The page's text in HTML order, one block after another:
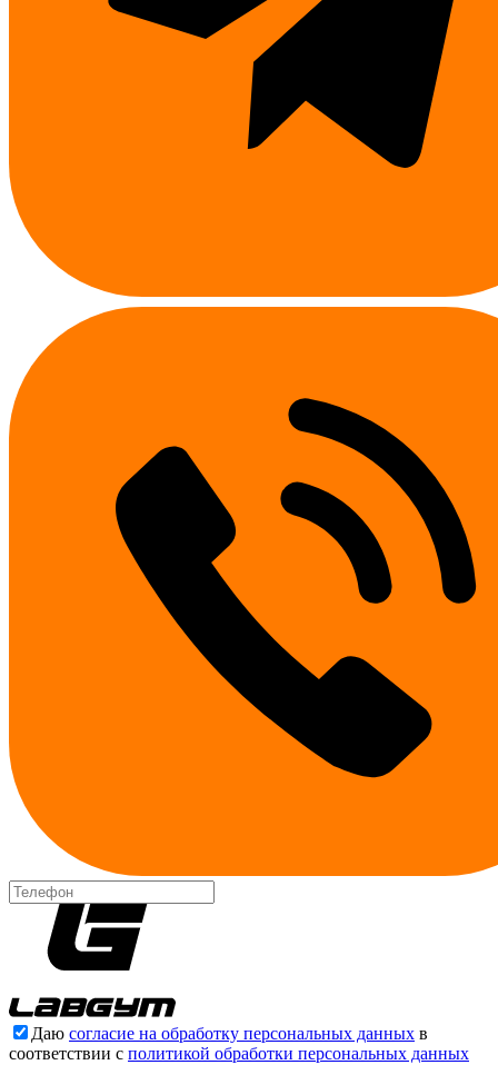
Даю согласие на обработку персональных данных в
соответствии с политикой обработки персональных данных